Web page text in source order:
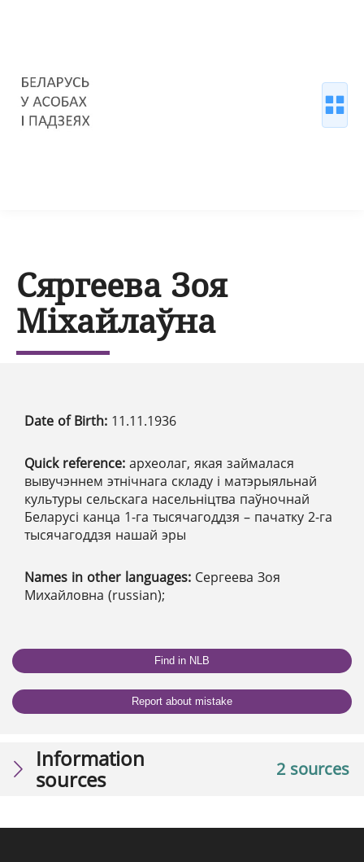
Сяргеева Зоя
Міхайлаўна
Date of Birth: 11.11.1936
Quick reference: археолаг, якая займалася
вывучэннем этнічнага складу і матэрыяльнай
культуры сельскага насельніцтва паўночнай
Беларусі канца 1-га тысячагоддзя – пачатку 2-га
тысячагоддзя нашай эры
Names in other languages: Сергеева Зоя
Михайловна (russian);
Find in NLB
Report about mistake
2 sources
Information
sources